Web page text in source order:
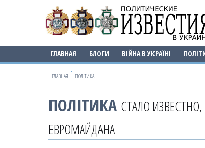
ГЛАВНАЯ БЛОГИ ВІЙНА В УКРАЇНІ
ГЛАВНАЯ ПОЛІТИКА
ПОЛІТИКА СТАЛО ИЗВЕСТНО,
ЕВРОМАЙДАНА